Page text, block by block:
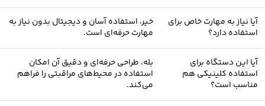
آیا نیاز به مهارت خاص برای
استفاده دارد؟
خیر، استفاده آسان و دیجیتال بدون نیاز به
مهارت حرفه‌ای است.
آیا این دستگاه برای
استفاده کلینیکی هم
مناسب است؟
بله، طراحی حرفه‌ای و دقیق آن امکان
استفاده در محیط‌های مراقبتی را فراهم
می‌کند.